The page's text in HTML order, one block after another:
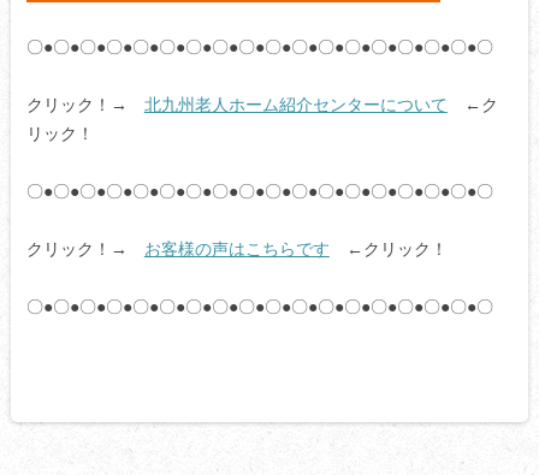
〇●〇●〇●〇●〇●〇●〇●〇●〇●〇●〇●〇●〇●〇●〇●〇●〇●〇
クリック！→ 北九州老人ホーム紹介センターについて ←ク
リック！
〇●〇●〇●〇●〇●〇●〇●〇●〇●〇●〇●〇●〇●〇●〇●〇●〇●〇
クリック！→ お客様の声はこちらです ←クリック！
〇●〇●〇●〇●〇●〇●〇●〇●〇●〇●〇●〇●〇●〇●〇●〇●〇●〇